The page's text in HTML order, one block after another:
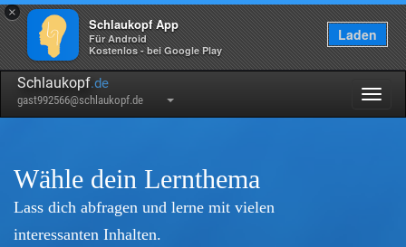
×
Schlaukopf App
Für Android
Kostenlos - bei Google Play
Laden
Schlaukopf.de
gast992566@schlaukopf.de
Wähle dein Lernthema
Lass dich abfragen und lerne mit vielen
interessanten Inhalten.